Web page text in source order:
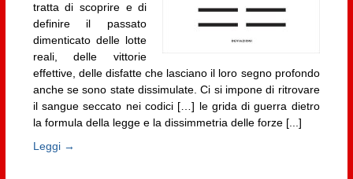
tratta di scoprire e di
definire il passato
dimenticato delle lotte
reali, delle vittorie
effettive, delle disfatte che lasciano il loro segno profondo
anche se sono state dissimulate. Ci si impone di ritrovare
il sangue seccato nei codici […] le grida di guerra dietro
la formula della legge e la dissimmetria delle forze [...]
Leggi →